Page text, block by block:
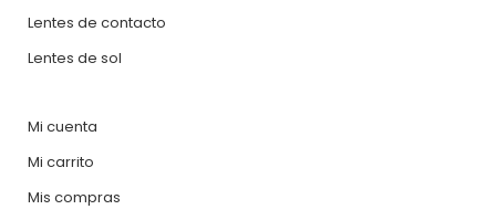
Lentes de contacto
Lentes de sol
Mi cuenta
Mi carrito
Mis compras